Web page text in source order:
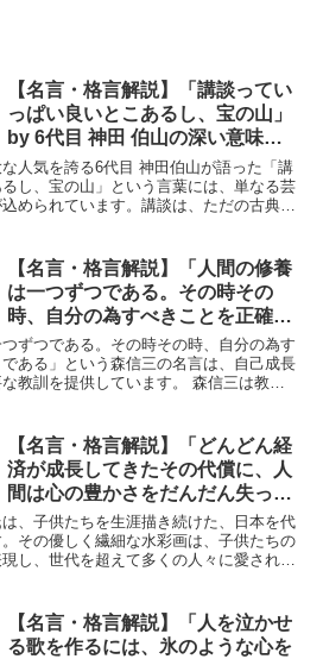
【名言・格言解説】「講談ってい
っぱい良いとこあるし、宝の山」
by 6代目 神田 伯山の深い意味と
得られる教訓
人気を誇る6代目 神田伯山が語った「講
し、宝の山」という言葉には、単なる芸
められています。講談は、ただの古典芸
【名言・格言解説】「人間の修養
は一つずつである。その時その
時、自分の為すべきことを正確に
行うことである」 by 森信三の深
い意味と得られる教訓
ずつである。その時その時、自分の為す
ある」という森信三の名言は、自己成長
教訓を提供しています。 森信三は教育
【名言・格言解説】「どんどん経
済が成長してきたその代償に、人
間は心の豊かさをだんだん失って
しまうんじゃないかと思いま
す。」by いわさきちひろの深い
意味と得られる教訓
、子供たちを生涯描き続けた、日本を代
その優しく繊細な水彩画は、子供たちの
し、世代を超えて多くの人々に愛されて
【名言・格言解説】「人を泣かせ
る歌を作るには、氷のような心を